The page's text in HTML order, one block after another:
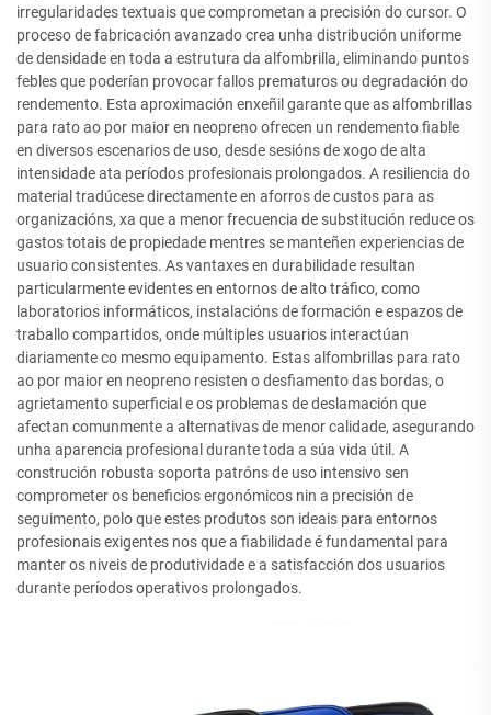
irregularidades textuais que comprometan a precisión do cursor. O
proceso de fabricación avanzado crea unha distribución uniforme
de densidade en toda a estrutura da alfombrilla, eliminando puntos
febles que poderían provocar fallos prematuros ou degradación do
rendemento. Esta aproximación enxeñil garante que as alfombrillas
para rato ao por maior en neopreno ofrecen un rendemento fiable
en diversos escenarios de uso, desde sesións de xogo de alta
intensidade ata períodos profesionais prolongados. A resiliencia do
material tradúcese directamente en aforros de custos para as
organizacións, xa que a menor frecuencia de substitución reduce os
gastos totais de propiedade mentres se manteñen experiencias de
usuario consistentes. As vantaxes en durabilidade resultan
particularmente evidentes en entornos de alto tráfico, como
laboratorios informáticos, instalacións de formación e espazos de
traballo compartidos, onde múltiples usuarios interactúan
diariamente co mesmo equipamento. Estas alfombrillas para rato
ao por maior en neopreno resisten o desfiamento das bordas, o
agrietamento superficial e os problemas de deslamación que
afectan comunmente a alternativas de menor calidade, asegurando
unha aparencia profesional durante toda a súa vida útil. A
construción robusta soporta patróns de uso intensivo sen
comprometer os beneficios ergonómicos nin a precisión de
seguimento, polo que estes produtos son ideais para entornos
profesionais exigentes nos que a fiabilidade é fundamental para
manter os niveis de produtividade e a satisfacción dos usuarios
durante períodos operativos prolongados.